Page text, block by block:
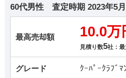
60代男性 査定時期 2023年5月
最高売却額 10.0万
見積り数5社：
グレード ｸｰﾊﾟｰｸﾗﾌﾞﾏ